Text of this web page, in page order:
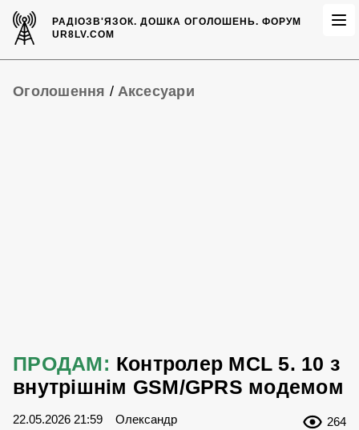
РАДІОЗВ'ЯЗОК.ДОШКА ОГОЛОШЕНЬ. ФОРУМ
UR8LV.COM
Оголошення / Аксесуари
ПРОДАМ: Контролер MCL 5. 10 з
внутрішнім GSM/GPRS модемом
22.05.2026 21:59 Олександр 264